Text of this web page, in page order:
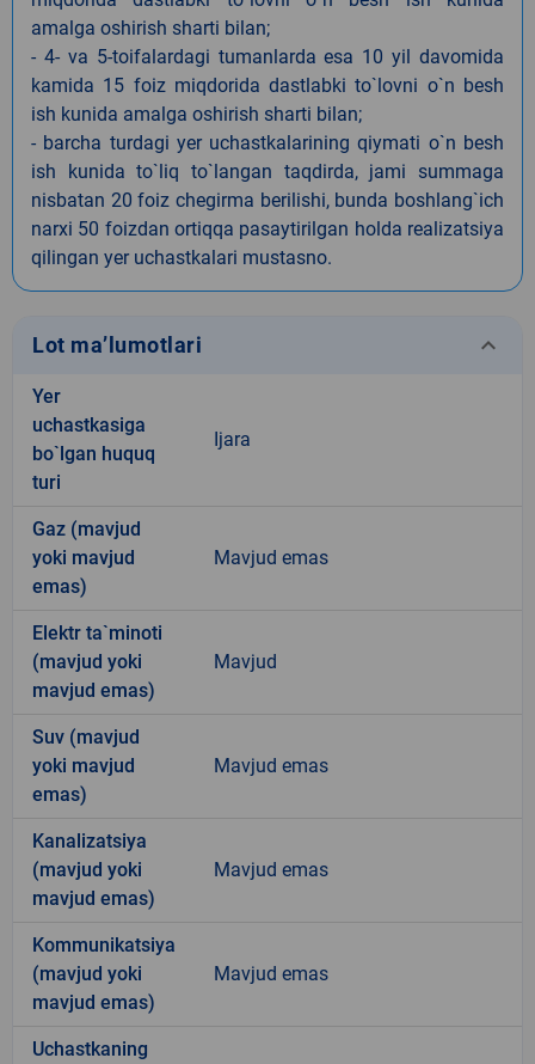
amalga oshirish sharti bilan;
- 4- va 5-toifalardagi tumanlarda esa 10 yil davomida
kamida 15 foiz miqdorida dastlabki to`lovni o`n besh
ish kunida amalga oshirish sharti bilan;
- barcha turdagi yer uchastkalarining qiymati o`n besh
ish kunida to`liq to`langan taqdirda, jami summaga
nisbatan 20 foiz chegirma berilishi, bunda boshlang`ich
narxi 50 foizdan ortiqqa pasaytirilgan holda realizatsiya
qilingan yer uchastkalari mustasno.
Lot ma’lumotlari keyboard_arrow_down
Yer
uchastkasiga
bo`lgan huquq
turi
Ijara
Gaz (mavjud
yoki mavjud
emas)
Mavjud emas
Elektr ta`minoti
(mavjud yoki
mavjud emas)
Mavjud
Suv (mavjud
yoki mavjud
emas)
Mavjud emas
Kanalizatsiya
(mavjud yoki
mavjud emas)
Mavjud emas
Kommunikatsiya
(mavjud yoki
mavjud emas)
Mavjud emas
Uchastkaning